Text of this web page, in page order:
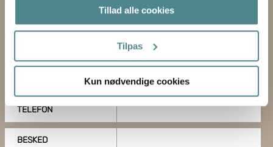
tilbage eller ændre indstillinger fra vores
"Cookiedeklaration", eller ved at trykke på "Privacy
Hvis du tillader det, vil vi også gerne:
Indsamle præcise oplysninger om din placering,
dens unikke karakteristika (fingerprinting)
Tillad alle cookies
Tilpas
Kun nødvendige cookies
TELEFON
BESKED